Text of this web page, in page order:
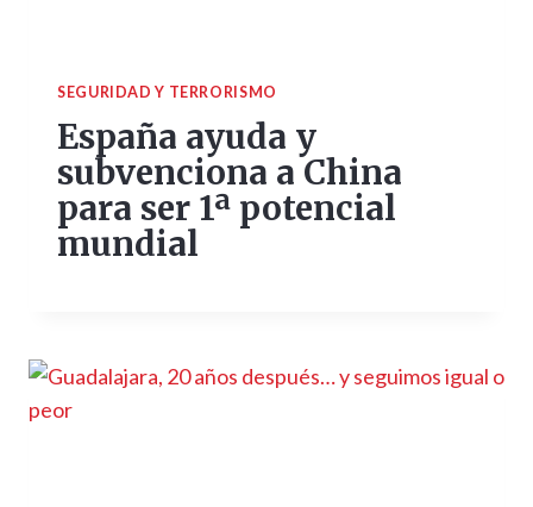
SEGURIDAD Y TERRORISMO
España ayuda y
subvenciona a China
para ser 1ª potencial
mundial